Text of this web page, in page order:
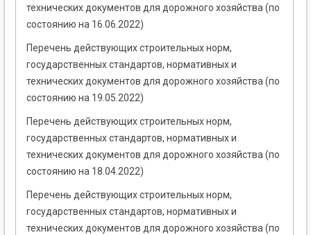
технических документов для дорожного хозяйства (по
состоянию на 16.06.2022)
Перечень действующих строительных норм,
государственных стандартов, нормативных и
технических документов для дорожного хозяйства (по
состоянию на 19.05.2022)
Перечень действующих строительных норм,
государственных стандартов, нормативных и
технических документов для дорожного хозяйства (по
состоянию на 18.04.2022)
Перечень действующих строительных норм,
государственных стандартов, нормативных и
технических документов для дорожного хозяйства (по